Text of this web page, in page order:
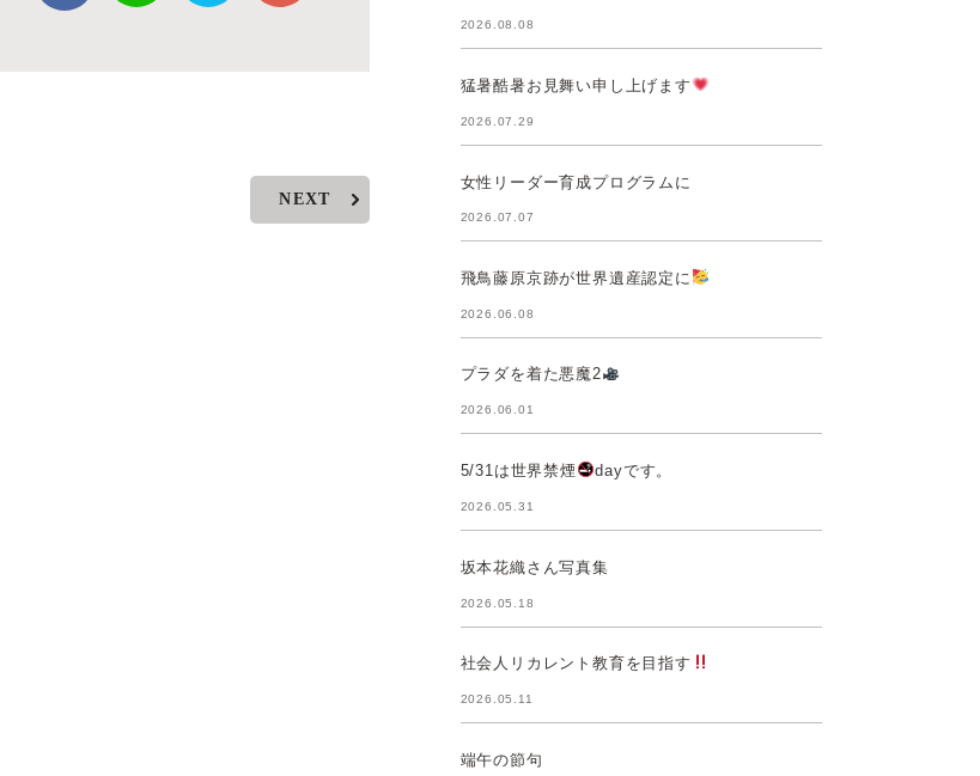
NEXT
2026.08.08
猛暑酷暑お見舞い申し上げます
2026.07.29
女性リーダー育成プログラムに
2026.07.07
飛鳥藤原京跡が世界遺産認定に
2026.06.08
プラダを着た悪魔2
2026.06.01
5/31は世界禁煙 dayです。
2026.05.31
坂本花織さん写真集
2026.05.18
社会人リカレント教育を目指す
2026.05.11
端午の節句